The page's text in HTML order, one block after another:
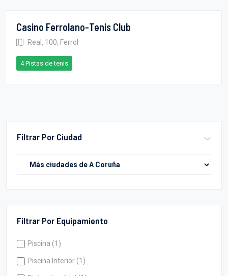
Filtrar Por Ciudad
Filtrar Por Equipamiento
Piscina (1)
Piscina Interior (1)
Casino Ferrolano-Tenis Club
Real, 100, Ferrol
4 Pistas de tenis